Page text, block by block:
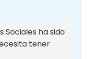
Sociales ha sido
tener